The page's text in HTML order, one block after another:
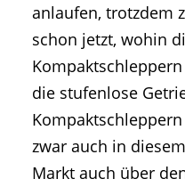
anlaufen, trotzdem
schon jetzt, wohin
die stufenlose
zwar auch in
Markt auch über